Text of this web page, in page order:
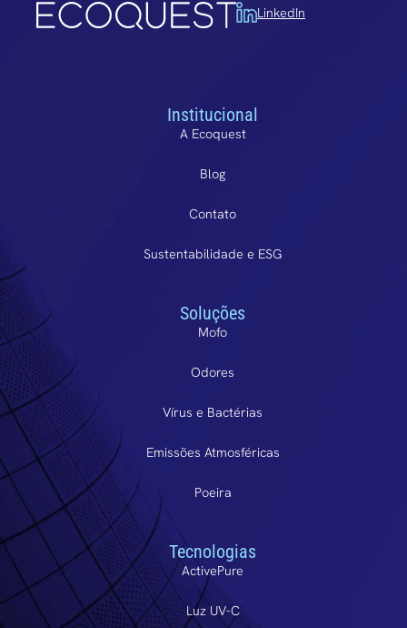
LinkedIn
Institucional
A Ecoquest
Blog
Contato
Sustentabilidade e ESG
Soluções
Mofo
Odores
Vírus e Bactérias
Emissões Atmosféricas
Poeira
Tecnologias
ActivePure
Luz UV-C